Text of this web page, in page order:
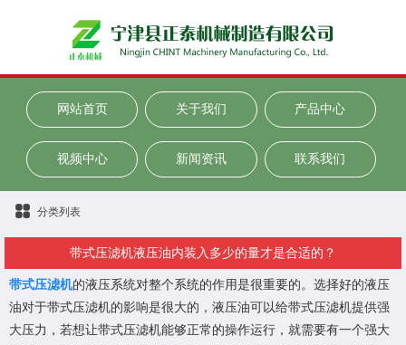
网站首页 关于我们 产品中心
视频中心 新闻资讯 联系我们
分类列表
带式压滤机液压油内装入多少的量才是合适的？
带式压滤机的液压系统对整个系统的作用是很重要的。选择好的液压
油对于带式压滤机的影响是很大的，液压油可以给带式压滤机提供强
大压力，若想让带式压滤机能够正常的操作运行，就需要有一个强大